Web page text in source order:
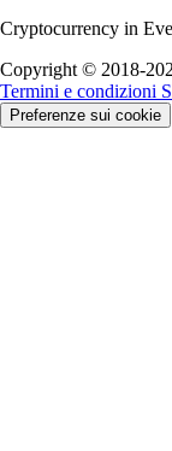
Cryptocurrency in
Copyright © 2018-
Termini e condizioni
Preferenze sui cookie